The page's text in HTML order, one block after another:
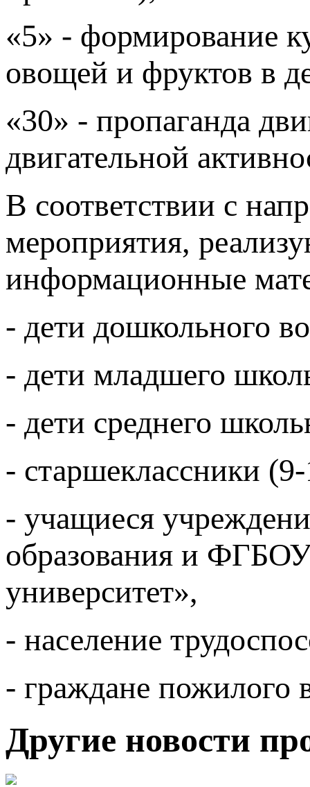
«5» - формирование
овощей и фруктов в
«30» - пропаганда
двигательной
В соответствии с
мероприятия,
информационные
- дети дошкольного
- дети младшего
- дети среднего
- старшеклассники
- учащиеся
образования и
университет»,
- население
- граждане пожилого
Другие новости